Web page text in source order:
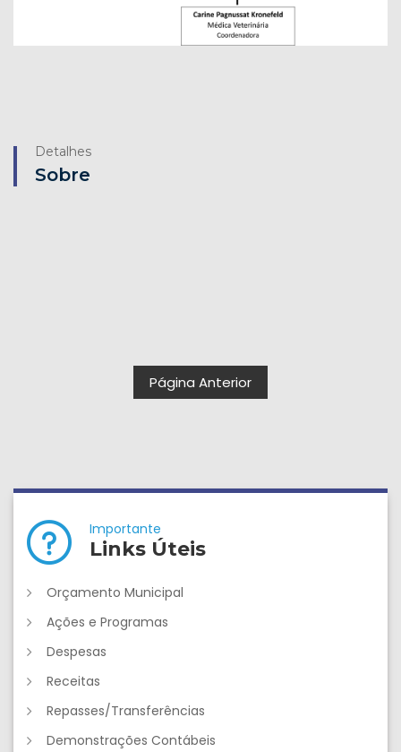
Detalhes
Sobre
Página Anterior
Importante
Links Úteis
Orçamento Municipal
Ações e Programas
Despesas
Receitas
Repasses/Transferências
Demonstrações Contábeis